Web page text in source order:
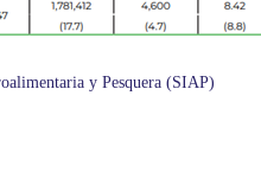
y Pesquera (SIAP)